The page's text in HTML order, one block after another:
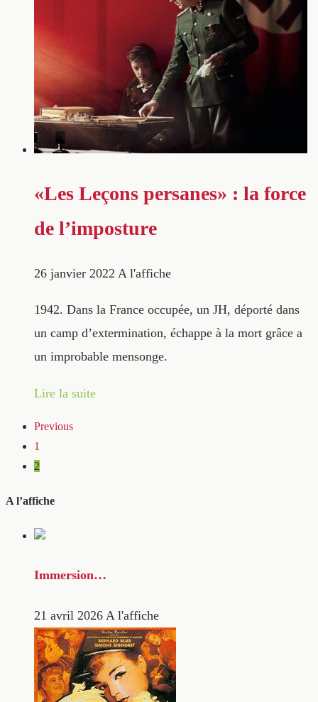
«Les Leçons persanes» : la force
de l’imposture
26 janvier 2022 A l'affiche
1942. Dans la France occupée, un JH, déporté dans
un camp d’extermination, échappe à la mort grâce a
un improbable mensonge.
Lire la suite
Previous
1
2
A l’affiche
Immersion…
21 avril 2026 A l'affiche